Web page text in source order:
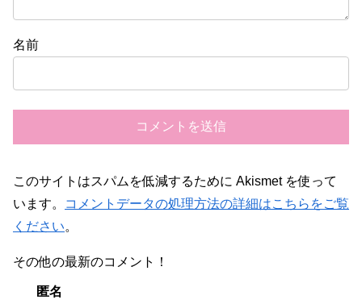
名前
このサイトはスパムを低減するために Akismet を使って
います。
コメントデータの処理方法の詳細はこちらをご覧
ください。
その他の最新のコメント！
匿名